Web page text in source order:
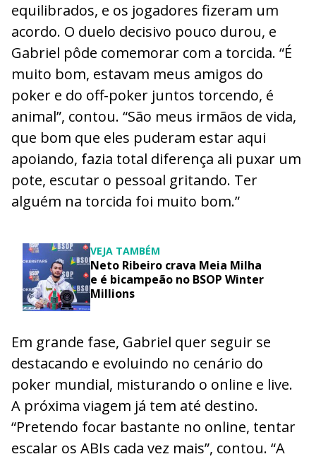
equilibrados, e os jogadores fizeram um
acordo. O duelo decisivo pouco durou, e
Gabriel pôde comemorar com a torcida. “É
muito bom, estavam meus amigos do
poker e do off-poker juntos torcendo, é
animal”, contou. “São meus irmãos de vida,
que bom que eles puderam estar aqui
apoiando, fazia total diferença ali puxar um
pote, escutar o pessoal gritando. Ter
alguém na torcida foi muito bom.”
VEJA TAMBÉM
Neto Ribeiro crava Meia Milha
e é bicampeão no BSOP Winter
Millions
Em grande fase, Gabriel quer seguir se
destacando e evoluindo no cenário do
poker mundial, misturando o online e live.
A próxima viagem já tem até destino.
“Pretendo focar bastante no online, tentar
escalar os ABIs cada vez mais”, contou. “A